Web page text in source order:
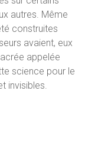
autres. Même
construites
avaient, eux
appelée
science pour le
invisibles.